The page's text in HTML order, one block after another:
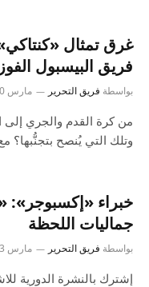
غرق تمثال
فريق البيسبول الفوز
بواسطة فريق التحرير مارس 20, 2024
من كرة القدم والجري إلى
وتلك التي يُنصح بتجنُّبها؟
خبراء «إكسبوجر»:
جماليات اللحظة
بواسطة فريق التحرير مارس 3, 2024
إشترك بالنشرة الدورية